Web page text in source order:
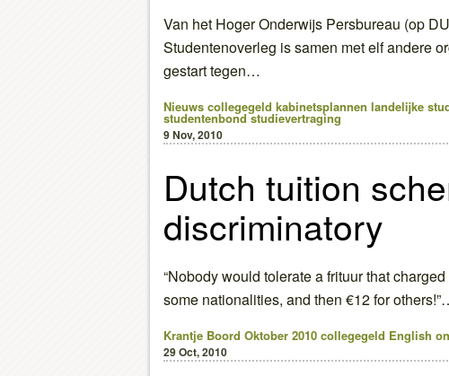
Van het Hoger Onderwijs Persbureau (op
Studentenoverleg is samen met elf andere
gestart tegen…
Nieuws collegegeld kabinetsplannen landelijke
studentenbond studievertraging
9 Nov, 2010
Dutch tuition
discriminatory
“Nobody would tolerate a frituur that
some nationalities, and then €12 for
Krantje Boord Oktober 2010 collegegeld English
29 Oct, 2010